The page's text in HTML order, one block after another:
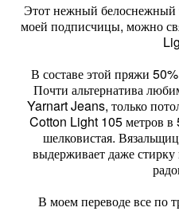
Этот нежный белоснежный
моей подписчицы, можно
В составе этой пряжи
Почти альтернатива
Yarnart Jeans, только
Cotton Light 105 метров в
шелковистая.
выдерживает даже
В моем переводе все по